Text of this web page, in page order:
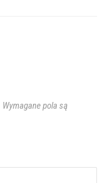
Wymagane pola są